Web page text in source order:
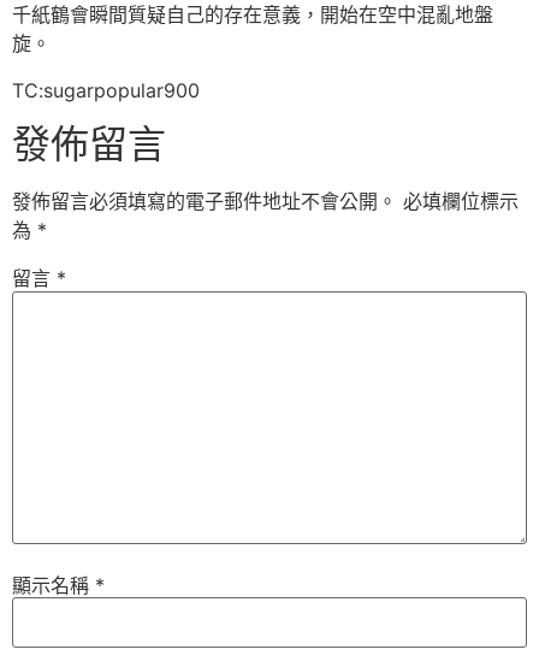
千紙鶴會瞬間質疑自己的存在意義，開始在空中混亂地盤
旋。
TC:sugarpopular900
發佈留言
發佈留言必須填寫的電子郵件地址不會公開。 必填欄位標示
為 *
留言 *
顯示名稱 *